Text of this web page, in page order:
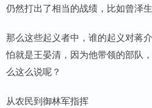
仍然打出了相当的战绩，比如曾泽生
那么这些起义者中，谁的起义对蒋
怕就是王晏清，因为他带领的部队
么这么说呢？
从农民到御林军指挥